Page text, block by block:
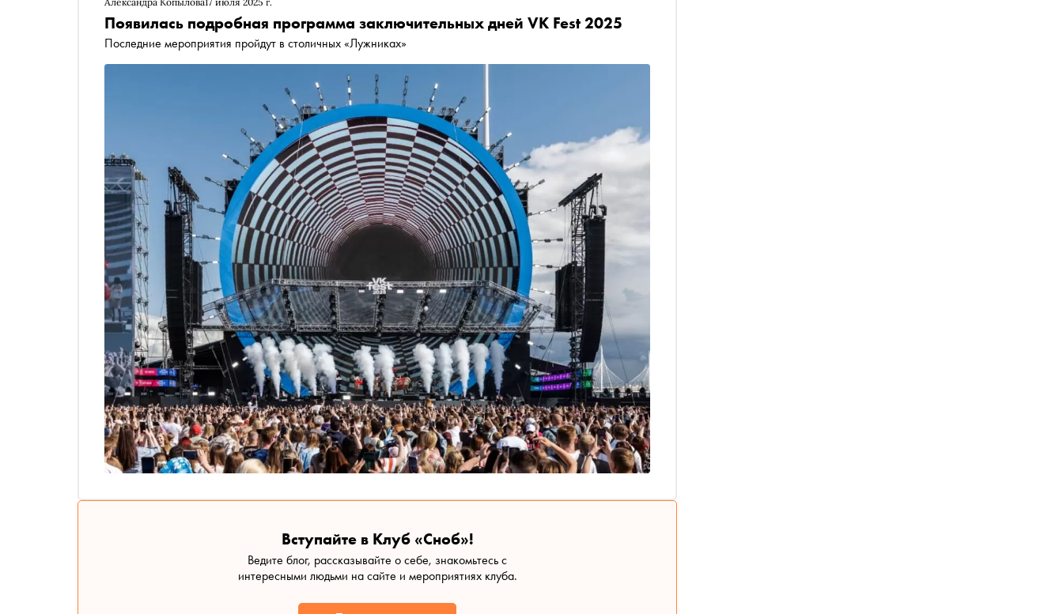
Появилась подробная программа заключительных дней VK Fest 2025
Последние мероприятия пройдут в столичных «Лужниках»
Вступайте в Клуб «Сноб»!
Ведите блог, рассказывайте о себе, знакомьтесь с
интересными людьми на сайте и мероприятиях клуба.